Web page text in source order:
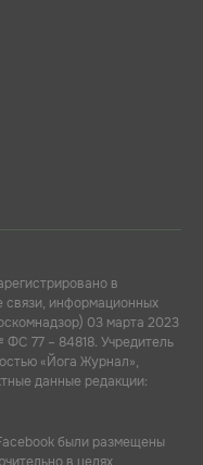
в
информационных
03 марта 2023
77 – 84818. Учредитель
«Йога Журнал»,
данные редакции:
были размещены
в целях